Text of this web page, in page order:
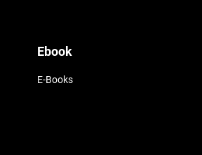
Ebook
E-Books